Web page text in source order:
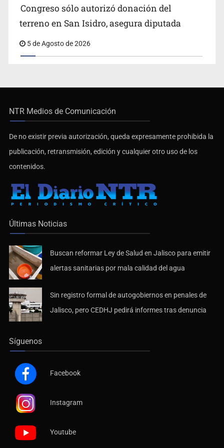
Congreso sólo autorizó donación del
terreno en San Isidro, asegura diputada
5 de Agosto de 2026
NTR Medios de Comunicación
De no existir previa autorización, queda expresamente prohibida la
publicación, retransmisión, edición y cualquier otro uso de los
contenidos.
Últimas Noticias
Buscan reformar Ley de Salud en Jalisco para emitir
alertas sanitarias por mala calidad del agua
Sin registro formal de autogobiernos en penales de
Jalisco, pero CEDHJ pedirá informes tras denuncia
Síguenos
Facebook
Instagram
Youtube